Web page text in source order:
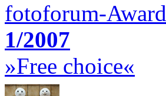
fotoforum-Award
1/2007
»Free choice«